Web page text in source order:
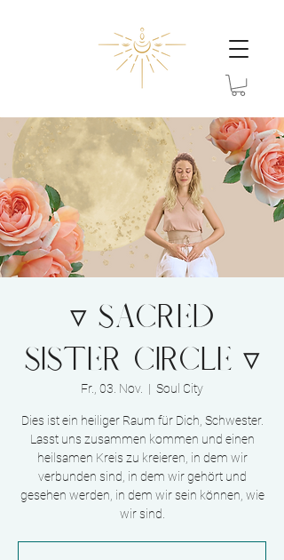
▿ SACRED
SISTER CIRCLE ▿
Fr., 03. Nov.
  |
Soul City
Dies ist ein heiliger Raum für Dich, Schwester.
Lasst uns zusammen kommen und einen
heilsamen Kreis zu kreieren, in dem wir
verbunden sind, in dem wir gehört und
gesehen werden, in dem wir sein können, wie
wir sind.